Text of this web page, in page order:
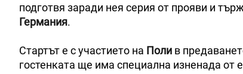
подготвя заради нея серия от прояви и
Германия.
Стартът е с участието на Поли в
гостенката ще има специална изненада от